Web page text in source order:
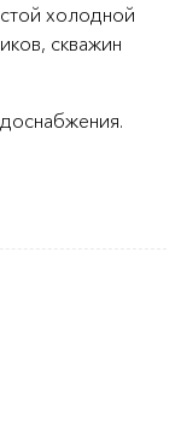
холодной
скважин